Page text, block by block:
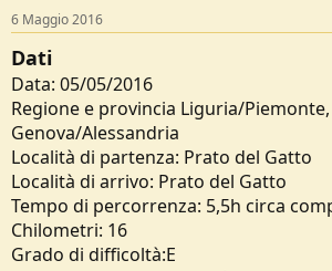
D
i
s
c
u
s
s
i
o
n
e
z
6 Maggio 2016
Dati
Data: 05/05/2016
Regione e provincia Liguria/Piemonte,
Genova/Alessandria
Località di partenza: Prato del Gatto
Località di arrivo: Prato del Gatto
Tempo di percorrenza: 5,5h circa
Chilometri: 16
Grado di difficoltà:E